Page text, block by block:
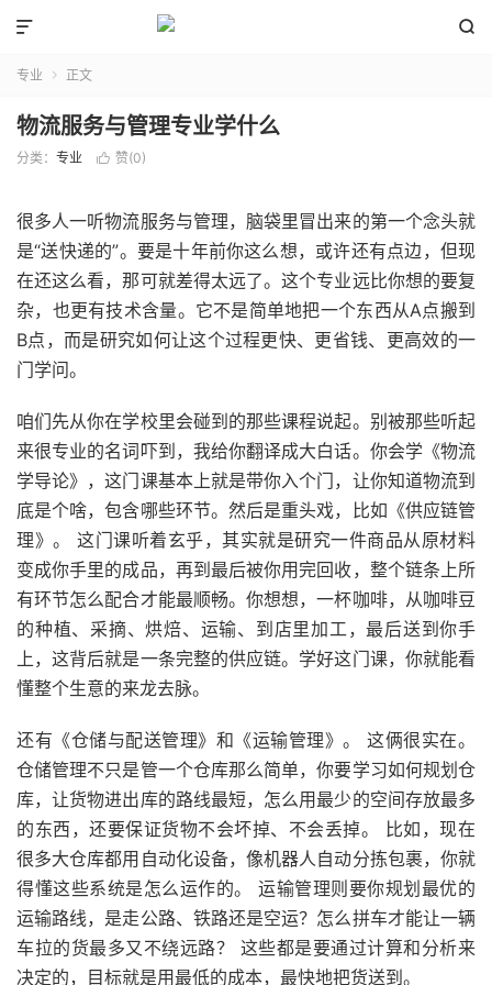


专业  正文
物流服务与管理专业学什么
分类： 专业  赞(0)
很多人一听物流服务与管理，脑袋里冒出来的第一个念头就
是“送快递的”。要是十年前你这么想，或许还有点边，但现
在还这么看，那可就差得太远了。这个专业远比你想的要复
杂，也更有技术含量。它不是简单地把一个东西从A点搬到
B点，而是研究如何让这个过程更快、更省钱、更高效的一
门学问。
咱们先从你在学校里会碰到的那些课程说起。别被那些听起
来很专业的名词吓到，我给你翻译成大白话。你会学《物流
学导论》，这门课基本上就是带你入个门，让你知道物流到
底是个啥，包含哪些环节。然后是重头戏，比如《供应链管
理》。 这门课听着玄乎，其实就是研究一件商品从原材料
变成你手里的成品，再到最后被你用完回收，整个链条上所
有环节怎么配合才能最顺畅。你想想，一杯咖啡，从咖啡豆
的种植、采摘、烘焙、运输、到店里加工，最后送到你手
上，这背后就是一条完整的供应链。学好这门课，你就能看
懂整个生意的来龙去脉。
还有《仓储与配送管理》和《运输管理》。 这俩很实在。
仓储管理不只是管一个仓库那么简单，你要学习如何规划仓
库，让货物进出库的路线最短，怎么用最少的空间存放最多
的东西，还要保证货物不会坏掉、不会丢掉。 比如，现在
很多大仓库都用自动化设备，像机器人自动分拣包裹，你就
得懂这些系统是怎么运作的。 运输管理则要你规划最优的
运输路线，是走公路、铁路还是空运？怎么拼车才能让一辆
车拉的货最多又不绕远路？ 这些都是要通过计算和分析来
决定的，目标就是用最低的成本，最快地把货送到。